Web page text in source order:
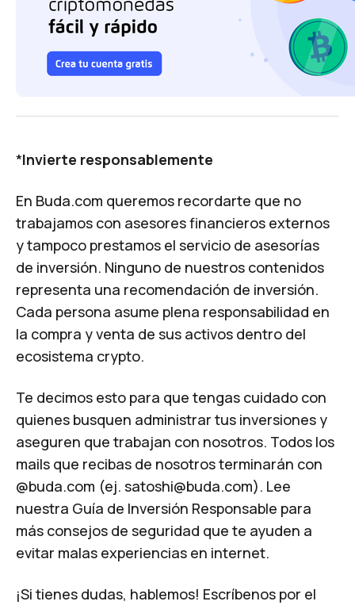
*Invierte responsablemente
En Buda.com queremos recordarte que no
trabajamos con asesores financieros externos
y tampoco prestamos el servicio de asesorías
de inversión. Ninguno de nuestros contenidos
representa una recomendación de inversión.
Cada persona asume plena responsabilidad en
la compra y venta de sus activos dentro del
ecosistema crypto.
Te decimos esto para que tengas cuidado con
quienes busquen administrar tus inversiones y
aseguren que trabajan con nosotros. Todos los
mails que recibas de nosotros terminarán con
@buda.com (ej. satoshi@buda.com). Lee
nuestra Guía de Inversión Responsable para
más consejos de seguridad que te ayuden a
evitar malas experiencias en internet.
¡Si tienes dudas, hablemos! Escríbenos por el